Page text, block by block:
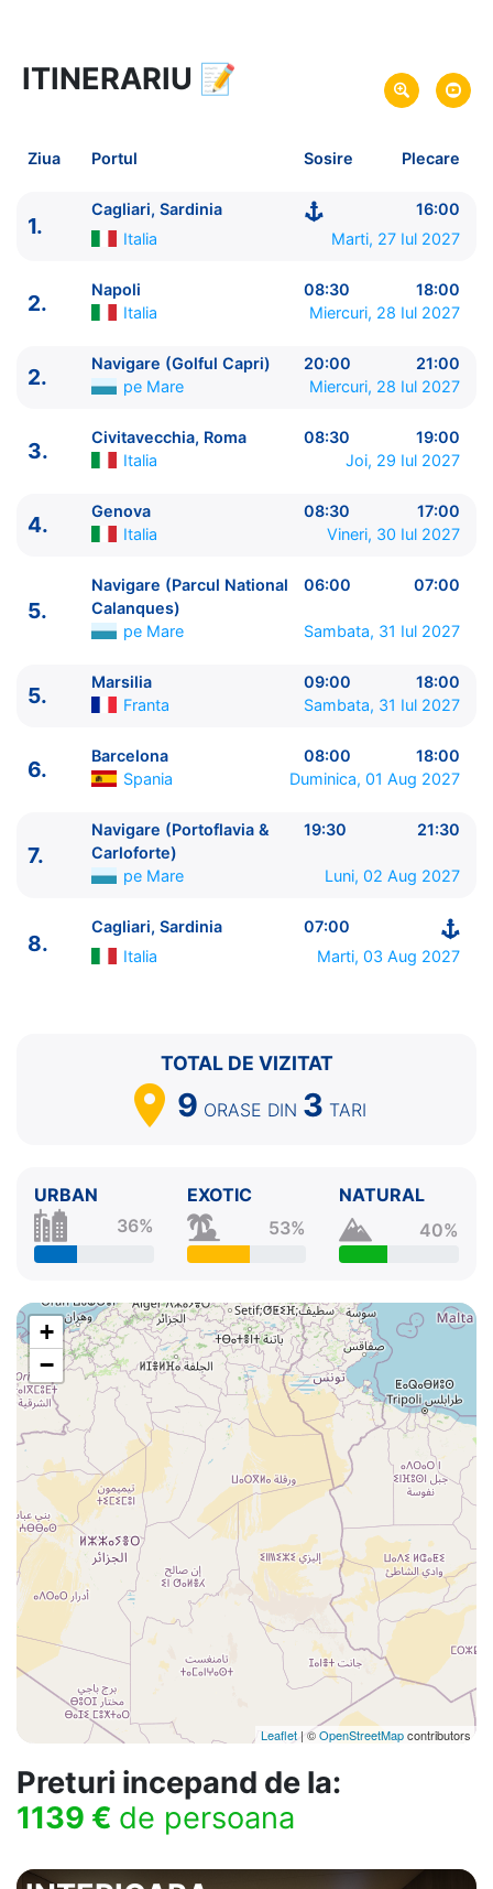
8 zile vacanta de croaziera in
Marea Mediterana de Vest -
Plecare pe 27 Iul 2027 din Cagliari, Sardinia, Italia
Costa Cruises
ITINERARIU
----------------------------------------
1.
Cagliari, Sardinia
Napoli Italia 08:30 - 18:00
3.
Civitavecchia, Roma
08:30 - 19:00
4.
Genova Italia
06:00 - 07:00
Marsilia Franta
09:00 - 18:00
7.
Navigare (Portoflavia & Carloforte)
pe Mare
19:30 - 21:30
ITINERARIU 📝
Ziua Portul Sosire Plecare
1.
Cagliari, Sardinia
16:00
Italia
Marti, 27 Iul 2027
2.
Napoli 08:30
18:00
Italia
Miercuri, 28 Iul 2027
2.
Navigare (Golful Capri) 20:00
21:00
pe Mare
Miercuri, 28 Iul 2027
3.
Civitavecchia, Roma 08:30
19:00
Italia
Joi, 29 Iul 2027
4.
Genova 08:30
17:00
Italia
Vineri, 30 Iul 2027
5.
Navigare (Parcul National
Calanques)
06:00 07:00
pe Mare Sambata, 31 Iul 2027
5.
Marsilia 09:00
18:00
Franta
Sambata, 31 Iul 2027
6.
Barcelona 08:00
18:00
Spania
Duminica, 01 Aug 2027
7.
Navigare (Portoflavia &
Carloforte)
19:30 21:30
pe Mare Luni, 02 Aug 2027
8.
Cagliari, Sardinia
07:00
Italia
Marti, 03 Aug 2027
TOTAL DE VIZITAT
9 ORASE DIN 3 TARI
URBAN
36%
EXOTIC
53%
NATURAL
40%
+
−
Leaflet | ©OpenStreetMapcontributors
Preturi incepand de la:
1139 € de persoana